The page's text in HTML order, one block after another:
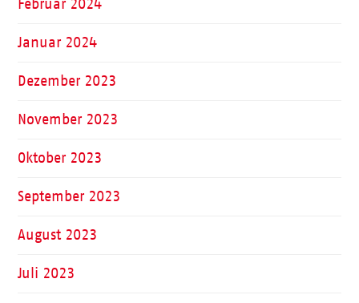
Februar 2024
Januar 2024
Dezember 2023
November 2023
Oktober 2023
September 2023
August 2023
Juli 2023